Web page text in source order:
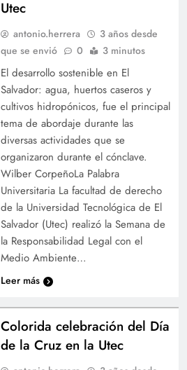
Utec
antonio.herrera
3 años desde
que se envió
0 3 minutos
El desarrollo sostenible en El
Salvador: agua, huertos caseros y
cultivos hidropónicos, fue el principal
tema de abordaje durante las
diversas actividades que se
organizaron durante el cónclave.
Wilber CorpeñoLa Palabra
Universitaria La facultad de derecho
de la Universidad Tecnológica de El
Salvador (Utec) realizó la Semana de
la Responsabilidad Legal con el
Medio Ambiente…
Leer más
Colorida celebración del Día
de la Cruz en la Utec